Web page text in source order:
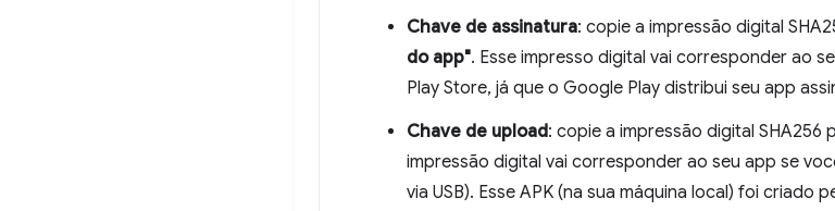
Chave de assinatura: copie a impressão digital
do app". Esse impresso digital vai corresponder ao
Play Store, já que o Google Play distribui seu app
Chave de upload: copie a impressão digital SHA256
impressão digital vai corresponder ao seu app se
via USB). Esse APK (na sua máquina local) foi criado